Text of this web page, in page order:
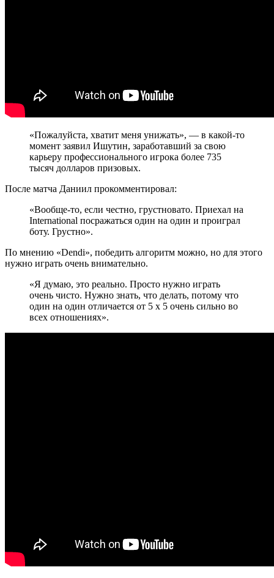
«Пожалуйста, хватит меня унижать», — в какой-то
момент заявил Ишутин, заработавший за свою
карьеру профессионального игрока более 735
тысяч долларов призовых.
После матча Даниил прокомментировал:
«Вообще-то, если честно, грустновато. Приехал на
International посражаться один на один и проиграл
боту. Грустно».
По мнению «Dendi», победить алгоритм можно, но для этого
нужно играть очень внимательно.
«Я думаю, это реально. Просто нужно играть
очень чисто. Нужно знать, что делать, потому что
один на один отличается от 5 х 5 очень сильно во
всех отношениях».